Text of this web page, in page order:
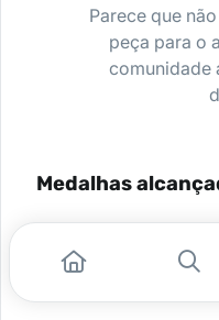
Parece que
peça para o
comunidade
Medalhas
Nenhuma